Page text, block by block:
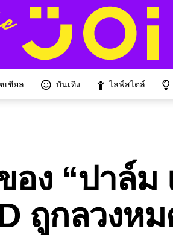
เชียล บันเทิง ไลฟ์สไตล์
ง “ปาล์ม
ถูกลวงห